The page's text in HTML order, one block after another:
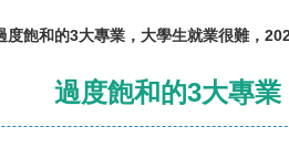
度飽和的3大專業，大學生就業很難，
過度飽和的3大專